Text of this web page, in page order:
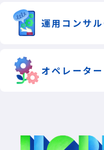
運用 コンサ
オペレーター